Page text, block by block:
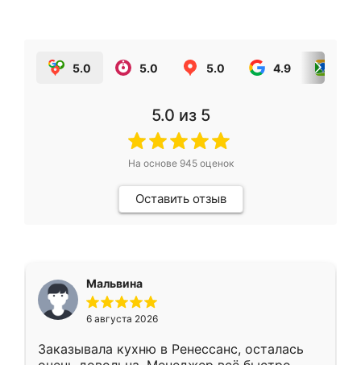
5.0 5.0 5.0 4.9
5.0 из 5
На основе 945оценок
Оставить отзыв
Мальвина
6 августа 2026
Заказывала кухню в Ренессанс, осталась